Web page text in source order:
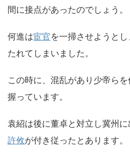
間に接点があったのでしょう。
何進は宦官を一掃させようと
たれてしまいました。
この時に、混乱があり少帝らを
握っています。
袁紹は後に董卓と対立し冀州
許攸が付き従ったとあります。